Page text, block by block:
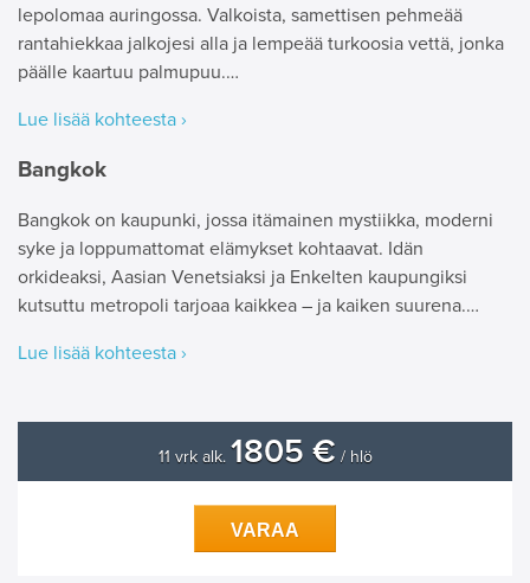
lepolomaa auringossa. Valkoista, samettisen pehmeää
rantahiekkaa jalkojesi alla ja lempeää turkoosia vettä, jonka
päälle kaartuu palmupuu.…
Lue lisää kohteesta ›
Bangkok
Bangkok on kaupunki, jossa itämainen mystiikka, moderni
syke ja loppumattomat elämykset kohtaavat. Idän
orkideaksi, Aasian Venetsiaksi ja Enkelten kaupungiksi
kutsuttu metropoli tarjoaa kaikkea – ja kaiken suurena.…
Lue lisää kohteesta ›
11 vrk alk. 1805 € / hlö
VARAA